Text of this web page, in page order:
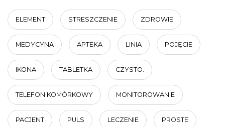
ELEMENT STRESZCZENIE ZDROWIE
MEDYCYNA APTEKA LINIA POJĘCIE
IKONA TABLETKA CZYSTO.
TELEFON KOMÓRKOWY MONITOROWANIE
PACJENT PULS LECZENIE PROSTE